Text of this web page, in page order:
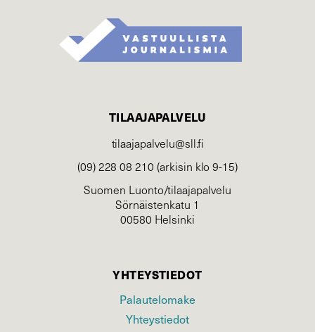
TILAAJAPALVELU
tilaajapalvelu@sll.fi
(09) 228 08 210 (arkisin klo 9-15)
Suomen Luonto/tilaajapalvelu
Sörnäistenkatu 1
00580 Helsinki
YHTEYSTIEDOT
Palautelomake
Yhteystiedot